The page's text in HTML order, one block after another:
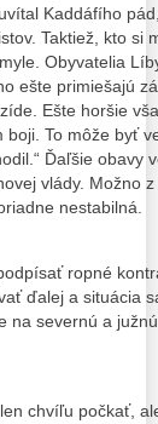
Kaddáfího
Taktiež, kto si
Obyvatelia
ešte primiešajú
Ešte horšie
To môže byť
Ďaľšie obavy
vlády. Možno
nestabilná.
ropné
ďalej a situácia
na severnú a
chvíľu počkať,